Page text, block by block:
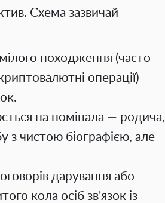
Схема зазвичай
походження (часто
операції)
на номінала — родича,
з чистою біографією, але
дарування або
кола осіб зв'язок із